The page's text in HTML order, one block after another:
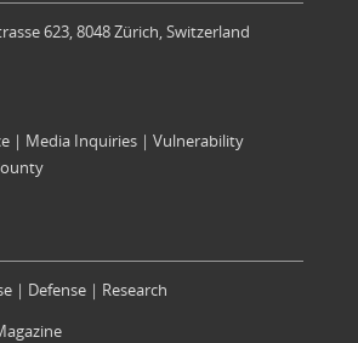
623, 8048 Zürich, Switzerland
| Media Inquiries| Vulnerability
| Defense| Research